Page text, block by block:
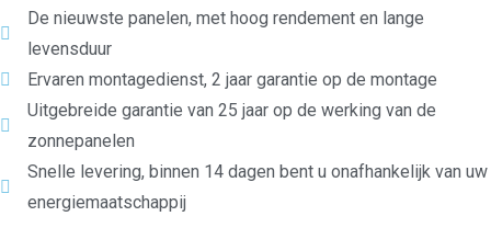
De nieuwste panelen, met hoog rendement en lange
levensduur
Ervaren montagedienst, 2 jaar garantie op de montage
Uitgebreide garantie van 25 jaar op de werking van de
zonnepanelen
Snelle levering, binnen 14 dagen bent u onafhankelijk van uw
energiemaatschappij